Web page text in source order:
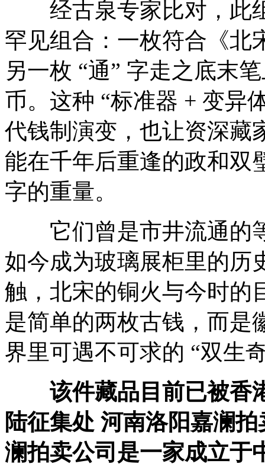
经古泉专家比对，此组
罕见组合：一枚符合《北
另一枚 “通” 字走之底末
币。这种 “标准器 + 变异
代钱制演变，也让资深
能在千年后重逢的政和双
字的重量。
它们曾是市井流通的
如今成为玻璃展柜里的历
触，北宋的铜火与今时的
是简单的两枚古钱，而是
界里可遇不可求的 “双生
该件藏品目前已被香
陆征集处 河南洛阳嘉澜
澜拍卖公司是一家成立于